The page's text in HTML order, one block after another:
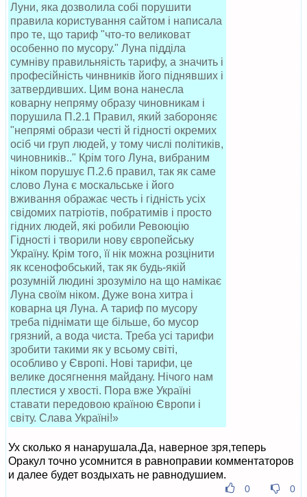
Луни, яка дозволила собі порушити
правила користування сайтом і написала
про те, що тариф "что-то великоват
особенно по мусору." Луна підділа
сумніву правильняість тарифу, а значить і
професійність чинвників його піднявших і
затвердивших. Цим вона нанесла
коварну непряму образу чиновникам і
порушила П.2.1 Правил, який забороняє
"непрямі образи честі й гідності окремих
осіб чи груп людей, у тому числі політиків,
чиновників.." Крім того Луна, вибраним
ніком порушує П.2.6 правил, так як саме
слово Луна є москальське і його
вживання ображає честь і гідність усіх
свідомих патріотів, побратимів і просто
гідних людей, які робили Ревоюцію
Гідності і творили нову європейську
Україну. Крім того, її нік можна розцінити
як ксенофобський, так як будь-якій
розумній людині зрозуміло на що намікає
Луна своїм ніком. Дуже вона хитра і
коварна ця Луна. А тариф по мусору
треба піднімати ще більше, бо мусор
грязний, а вода чиста. Треба усі тарифи
зробити такими як у всьому світі,
особливо у Європі. Нові тарифи, це
велике досягнення майдану. Нічого нам
плестися у хвості. Пора вже Україні
ставати передовою країною Європи і
світу. Слава Україні!»
Ух сколько я нанарушала.Да, наверное зря,теперь
Оракул точно усомнится в равноправии комментаторов
и далее будет воздыхать не равнодушием.
0 0